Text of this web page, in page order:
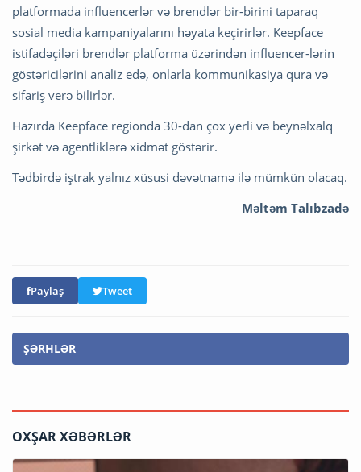
platformada influencerlər və brendlər bir-birini taparaq
sosial media kampaniyalarını həyata keçirirlər. Keepface
istifadəçiləri brendlər platforma üzərindən influencer-lərin
göstəricilərini analiz edə, onlarla kommunikasiya qura və
sifariş verə bilirlər.
Hazırda Keepface regionda 30-dan çox yerli və beynəlxalq
şirkət və agentliklərə xidmət göstərir.
Tədbirdə iştrak yalnız xüsusi dəvətnamə ilə mümkün olacaq.
Məltəm Talıbzadə
Paylaş Tweet
ŞƏRHLƏR
OXŞAR XƏBƏRLƏR